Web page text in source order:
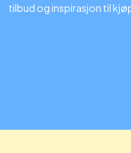
tilbud og inspirasjon til